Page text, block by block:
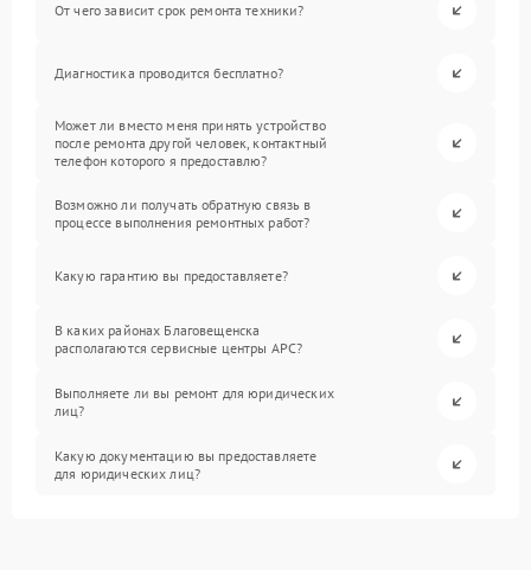
От чего зависит срок ремонта техники?
Диагностика проводится бесплатно?
Может ли вместо меня принять устройство
после ремонта другой человек, контактный
телефон которого я предоставлю?
Возможно ли получать обратную связь в
процессе выполнения ремонтных работ?
Какую гарантию вы предоставляете?
В каких районах Благовещенска
располагаются сервисные центры APC?
Выполняете ли вы ремонт для юридических
лиц?
Какую документацию вы предоставляете
для юридических лиц?